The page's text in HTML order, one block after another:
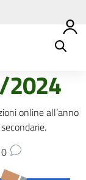
2024
online all’anno
0